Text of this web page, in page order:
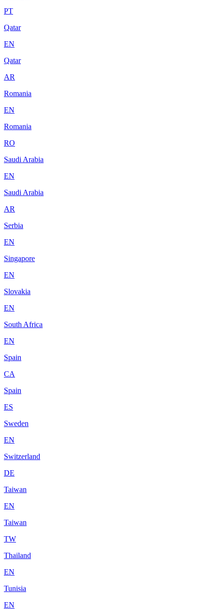
PT
Qatar
EN
Qatar
AR
Romania
EN
Romania
RO
Saudi Arabia
EN
Saudi Arabia
AR
Serbia
EN
Singapore
EN
Slovakia
EN
South Africa
EN
Spain
CA
Spain
ES
Sweden
EN
Switzerland
DE
Taiwan
EN
Taiwan
TW
Thailand
EN
Tunisia
EN